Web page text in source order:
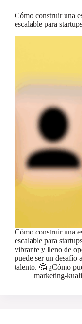
Cómo construir una
escalable para startups
Cómo construir una
escalable para
vibrante y lleno de
puede ser un desafío
talento. 🤔 ¿Cómo
marketing-kuali